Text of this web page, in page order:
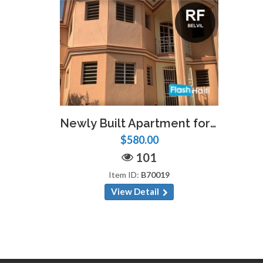
Newly Built Apartment for Rent in Bellevue
$580.00
101
Item ID: B70019
View Detail